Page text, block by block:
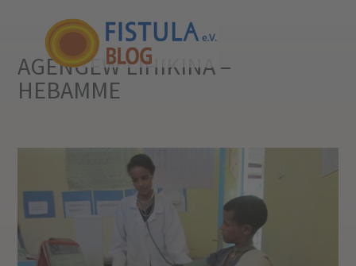
AGENGEW LIHIKINA –
HEBAMME